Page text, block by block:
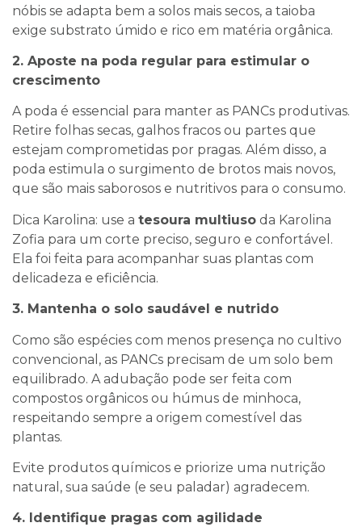
nóbis se adapta bem a solos mais secos, a taioba
exige substrato úmido e rico em matéria orgânica.
2. Aposte na poda regular para estimular o
crescimento
A poda é essencial para manter as PANCs produtivas.
Retire folhas secas, galhos fracos ou partes que
estejam comprometidas por pragas. Além disso, a
poda estimula o surgimento de brotos mais novos,
que são mais saborosos e nutritivos para o consumo.
Dica Karolina: use a tesoura multiuso da Karolina
Zofia para um corte preciso, seguro e confortável.
Ela foi feita para acompanhar suas plantas com
delicadeza e eficiência.
3. Mantenha o solo saudável e nutrido
Como são espécies com menos presença no cultivo
convencional, as PANCs precisam de um solo bem
equilibrado. A adubação pode ser feita com
compostos orgânicos ou húmus de minhoca,
respeitando sempre a origem comestível das
plantas.
Evite produtos químicos e priorize uma nutrição
natural, sua saúde (e seu paladar) agradecem.
4. Identifique pragas com agilidade